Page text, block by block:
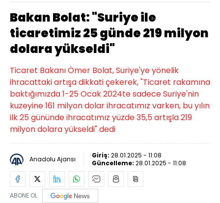
Bakan Bolat: "Suriye ile
ticaretimiz 25 günde 219 milyon
dolara yükseldi"
Ticaret Bakanı Ömer Bolat, Suriye'ye yönelik
ihracattaki artışa dikkati çekerek, "Ticaret rakamına
baktığımızda 1-25 Ocak 2024te sadece Suriye'nin
kuzeyine 161 milyon dolar ihracatımız varken, bu yılın
ilk 25 gününde ihracatımız yüzde 35,5 artışla 219
milyon dolara yükseldi" dedi
Anadolu Ajansı Giriş: 28.01.2025 - 11:08
Güncelleme: 28.01.2025 - 11:08
ABONE OL